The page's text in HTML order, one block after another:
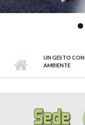
UN GESTO
AMBIENTE